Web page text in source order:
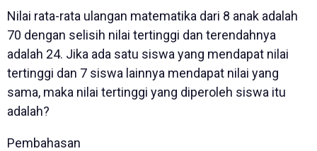
Nilai rata-rata ulangan matematika dari 8 anak adalah
70 dengan selisih nilai tertinggi dan terendahnya
adalah 24. Jika ada satu siswa yang mendapat nilai
tertinggi dan 7 siswa lainnya mendapat nilai yang
sama, maka nilai tertinggi yang diperoleh siswa itu
adalah?
Pembahasan